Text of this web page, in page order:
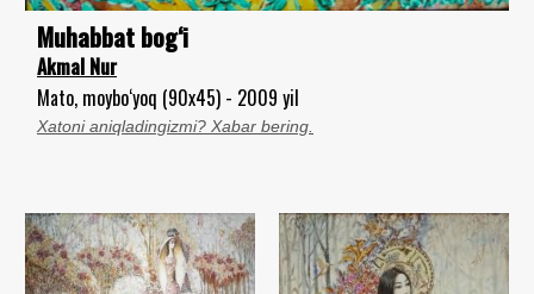
Muhabbat bog‘i
Akmal Nur
Mato, moybo‘yoq (90x45) - 2009 yil
Xatoni aniqladingizmi? Xabar bering.